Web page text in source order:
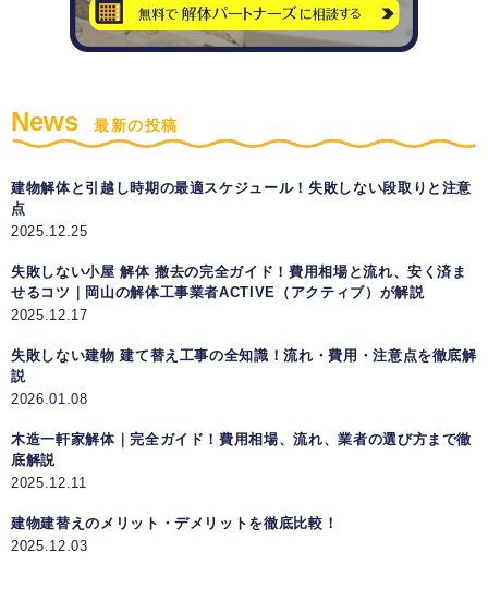
News 最新の投稿
建物解体と引越し時期の最適スケジュール！失敗しない段取りと注意
点
2025.12.25
失敗しない小屋 解体 撤去の完全ガイド！費用相場と流れ、安く済ま
せるコツ｜岡山の解体工事業者ACTIVE（アクティブ）が解説
2025.12.17
失敗しない建物 建て替え工事の全知識！流れ・費用・注意点を徹底解
説
2026.01.08
木造一軒家解体｜完全ガイド！費用相場、流れ、業者の選び方まで徹
底解説
2025.12.11
建物建替えのメリット・デメリットを徹底比較！
2025.12.03